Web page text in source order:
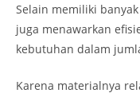
Selain memiliki
juga menawarkan
kebutuhan dalam
Karena materialnya